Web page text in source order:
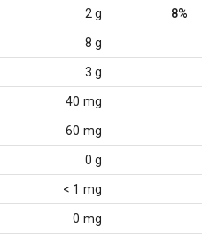
2 g 8%
8 g
3 g
40 mg
60 mg
0 g
< 1 mg
0 mg